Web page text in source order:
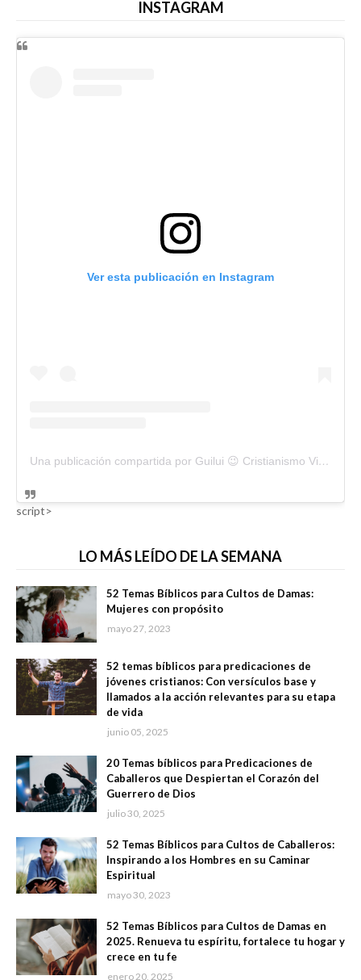
INSTAGRAM
Ver esta publicación en Instagram
Una publicación compartida por Guilui 😉 Cristianismo Viral (@guiluiviral)
script>
LO MÁS LEÍDO DE LA SEMANA
52 Temas Bíblicos para Cultos de Damas:
Mujeres con propósito
mayo 27, 2023
52 temas bíblicos para predicaciones de
jóvenes cristianos: Con versículos base y
llamados a la acción relevantes para su etapa
de vida
junio 05, 2025
20 Temas bíblicos para Predicaciones de
Caballeros que Despiertan el Corazón del
Guerrero de Dios
julio 30, 2025
52 Temas Bíblicos para Cultos de Caballeros:
Inspirando a los Hombres en su Caminar
Espiritual
mayo 30, 2023
52 Temas Bíblicos para Cultos de Damas en
2025. Renueva tu espíritu, fortalece tu hogar y
crece en tu fe
enero 20, 2025